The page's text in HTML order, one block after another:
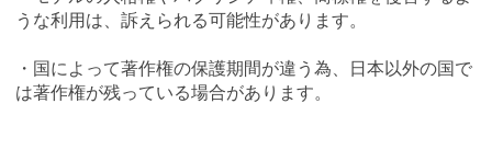
うな利用は、訴えられる可能性があります。
・国によって著作権の保護期間が違う為、日本以外の国で
は著作権が残っている場合があります。